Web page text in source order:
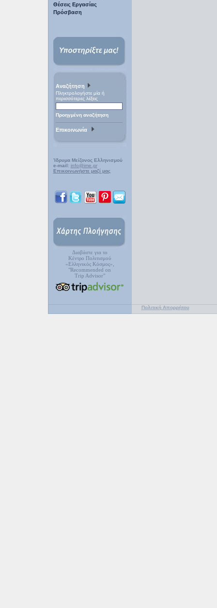
Θέσεις Εργασίας
Πρόσβαση
Αναζήτηση
Πληκτρολογήστε μία ή
περισσότερες λέξεις
Προηγμένη αναζήτηση
Επικοινωνία
Ίδρυμα Μείζονος Ελληνισμού
e-mail: info@ime.gr
Επικοινωνήστε μαζί μας
Διαβάστε για το
Κέντρο Πολιτισμού
«Ελληνικός Κόσμος»,
"Recommended on
Trip Advisor"
Πολιτική Απορρήτου